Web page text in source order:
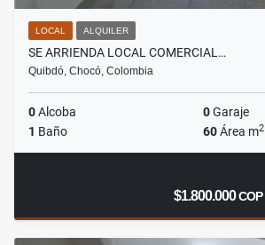
LOCAL ALQUILER
SE ARRIENDA LOCAL COMERCIAL…
Quibdó, Chocó, Colombia
0Alcoba 0Garaje
1 Baño 60Área m2
$1.800.000COP